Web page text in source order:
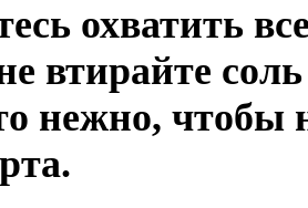
охватить
втирайте
нежно,